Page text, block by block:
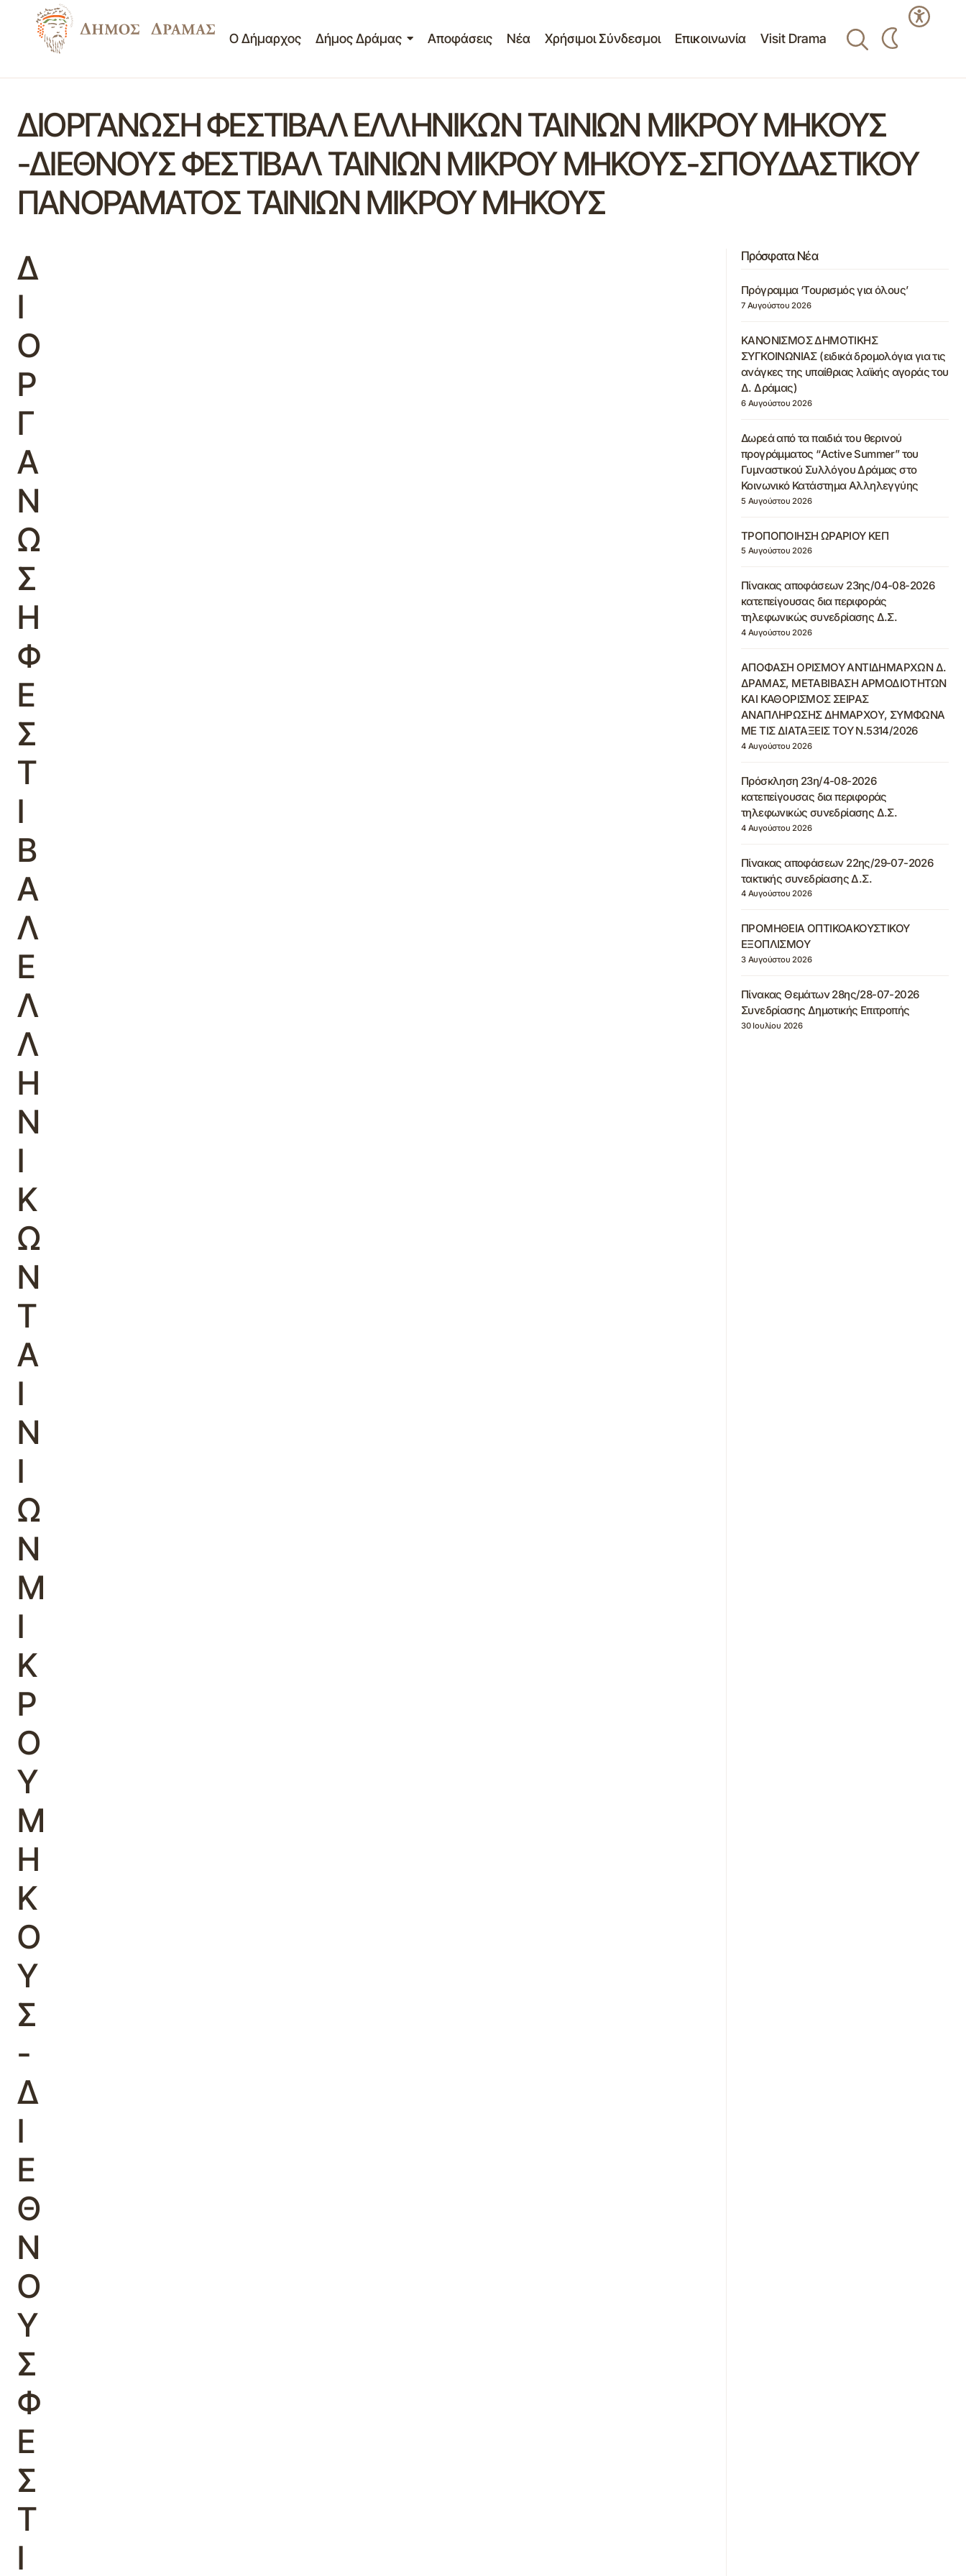
Ο Δήμαρχος Δήμος Δράμας Αποφάσεις Νέα Χρήσιμοι Σύνδεσμοι Επικοινωνία Visit Drama
ΔΙΟΡΓΑΝΩΣΗ ΦΕΣΤΙΒΑΛ ΕΛΛΗΝΙΚΩΝ ΤΑΙΝΙΩΝ ΜΙΚΡΟΥ ΜΗΚΟΥΣ
-ΔΙΕΘΝΟΥΣ ΦΕΣΤΙΒΑΛ ΤΑΙΝΙΩΝ ΜΙΚΡΟΥ ΜΗΚΟΥΣ-ΣΠΟΥΔΑΣΤΙΚΟΥ
ΠΑΝΟΡΑΜΑΤΟΣ ΤΑΙΝΙΩΝ ΜΙΚΡΟΥ ΜΗΚΟΥΣ
Δ
Ι
Ο
Ρ
Γ
Α
Ν
Ω
Σ
Η
Φ
Ε
Σ
Τ
Ι
Β
Α
Λ
Ε
Λ
Λ
Η
Ν
Ι
Κ
Ω
Ν
Τ
Α
Ι
Ν
Ι
Ω
Ν
Μ
Ι
Κ
Ρ
Ο
Υ
Μ
Η
Κ
Ο
Υ
Σ
-
Δ
Ι
Ε
Θ
Ν
Ο
Υ
Σ
Φ
Ε
Σ
Τ
Ι
Πρόσφατα Νέα
Πρόγραμμα ‘Τουρισμός για όλους’
7 Αυγούστου 2026
ΚΑΝΟΝΙΣΜΟΣ ΔΗΜΟΤΙΚΗΣ
ΣΥΓΚΟΙΝΩΝΙΑΣ (ειδικά δρομολόγια για τις
ανάγκες της υπαίθριας λαϊκής αγοράς του
Δ. Δράμας)
6 Αυγούστου 2026
Δωρεά από τα παιδιά του θερινού
προγράμματος “Active Summer” του
Γυμναστικού Συλλόγου Δράμας στο
Κοινωνικό Κατάστημα Αλληλεγγύης
5 Αυγούστου 2026
ΤΡΟΠΟΠΟΙΗΣΗ ΩΡΑΡΙΟΥ ΚΕΠ
5 Αυγούστου 2026
Πίνακας αποφάσεων 23ης/04-08-2026
κατεπείγουσας δια περιφοράς
τηλεφωνικώς συνεδρίασης Δ.Σ.
4 Αυγούστου 2026
ΑΠΟΦΑΣΗ ΟΡΙΣΜΟΥ ΑΝΤΙΔΗΜΑΡΧΩΝ Δ.
ΔΡΑΜΑΣ, ΜΕΤΑΒΙΒΑΣΗ ΑΡΜΟΔΙΟΤΗΤΩΝ
ΚΑΙ ΚΑΘΟΡΙΣΜΟΣ ΣΕΙΡΑΣ
ΑΝΑΠΛΗΡΩΣΗΣ ΔΗΜΑΡΧΟΥ, ΣΥΜΦΩΝΑ
ΜΕ ΤΙΣ ΔΙΑΤΑΞΕΙΣ ΤΟΥ Ν.5314/2026
4 Αυγούστου 2026
Πρόσκληση 23η/4-08-2026
κατεπείγουσας δια περιφοράς
τηλεφωνικώς συνεδρίασης Δ.Σ.
4 Αυγούστου 2026
Πίνακας αποφάσεων 22ης/29-07-2026
τακτικής συνεδρίασης Δ.Σ.
4 Αυγούστου 2026
ΠΡΟΜΗΘΕΙΑ ΟΠΤΙΚΟΑΚΟΥΣΤΙΚΟΥ
ΕΞΟΠΛΙΣΜΟΥ
3 Αυγούστου 2026
Πίνακας Θεμάτων 28ης/28-07-2026
Συνεδρίασης Δημοτικής Επιτροπής
30 Ιουλίου 2026